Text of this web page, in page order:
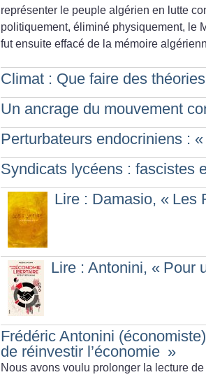
représenter le peuple algérien en lutte
politiquement, éliminé physiquement, le
fut ensuite effacé de la mémoire
Climat : Que faire des
Un ancrage du mouvement
Perturbateurs endocriniens : «
Syndicats lycéens : fascistes
Lire : Damasio, « Les
Lire : Antonini, « Pour
Frédéric Antonini
de réinvestir l’économie »
Nous avons voulu prolonger la lecture de